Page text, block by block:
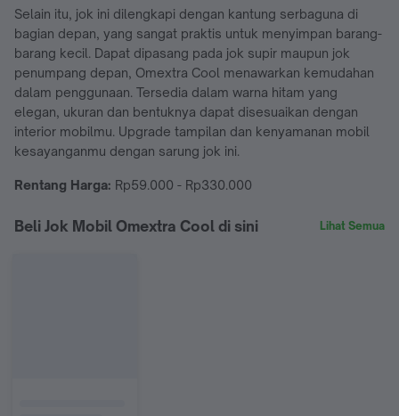
Selain itu, jok ini dilengkapi dengan kantung serbaguna di
bagian depan, yang sangat praktis untuk menyimpan barang-
barang kecil. Dapat dipasang pada jok supir maupun jok
penumpang depan, Omextra Cool menawarkan kemudahan
dalam penggunaan. Tersedia dalam warna hitam yang
elegan, ukuran dan bentuknya dapat disesuaikan dengan
interior mobilmu. Upgrade tampilan dan kenyamanan mobil
kesayanganmu dengan sarung jok ini.
Rentang Harga: Rp59.000 - Rp330.000
Beli Jok Mobil Omextra Cool di sini Lihat Semua